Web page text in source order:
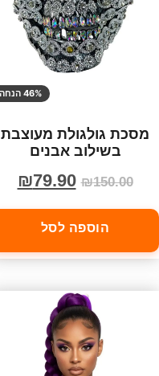
46% הנחה
מסכת גולגולת מעוצבת
בשילוב אבנים
₪150.00
₪79.90
הוספה לסל